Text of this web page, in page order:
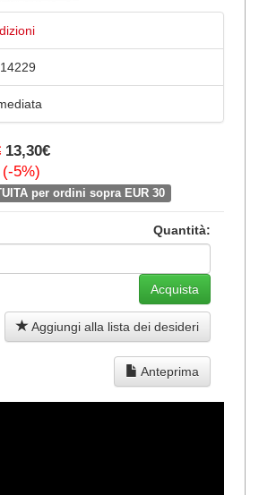
13,30€
5%)
per ordini sopra EUR 30
Quantità:
Aggiungi alla lista dei desideri
Anteprima